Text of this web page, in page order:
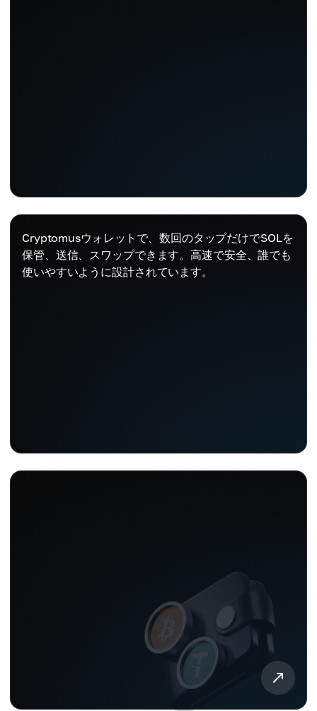
Cryptomusウォレットで、数回のタップだけでSOLを
保管、送信、スワップできます。高速で安全、誰でも
使いやすいように設計されています。